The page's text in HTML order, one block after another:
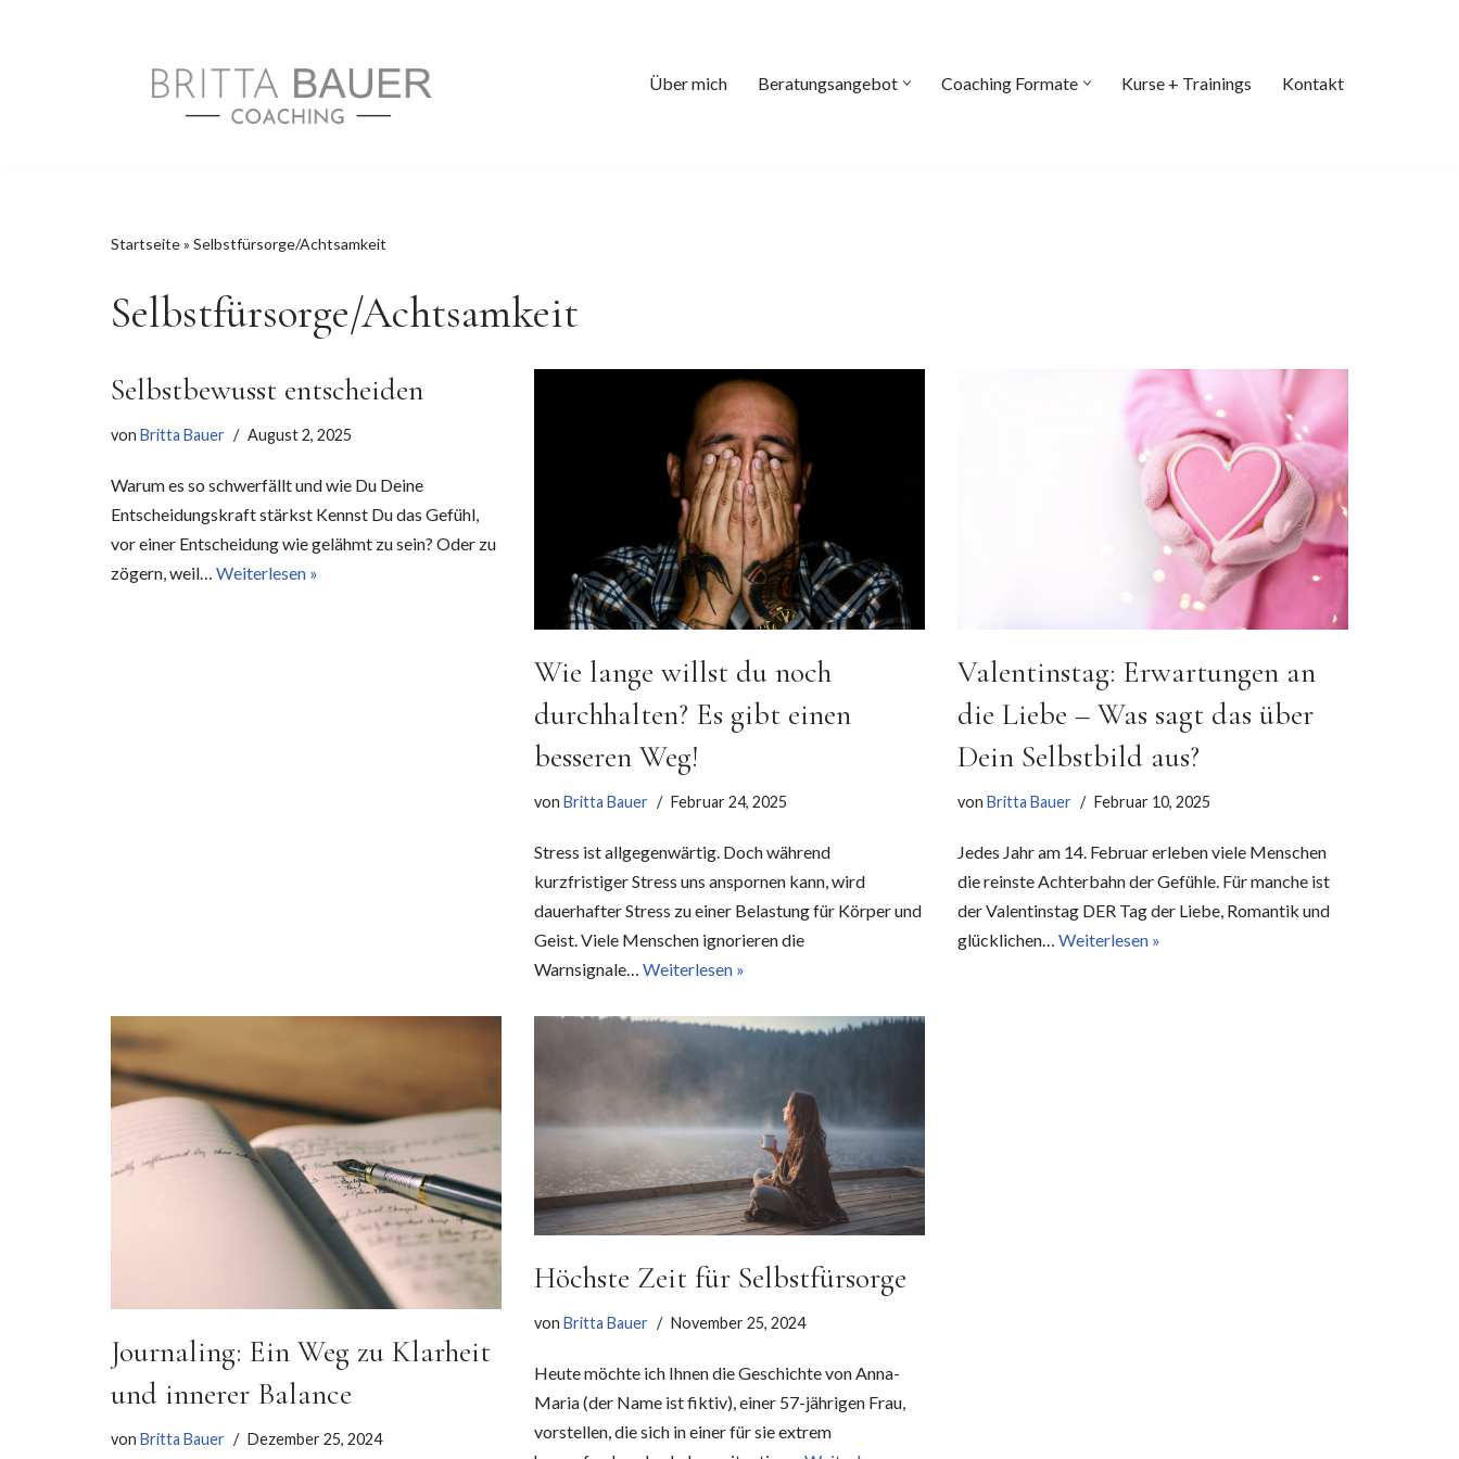
Über mich Beratungsangebot Coaching Formate Kurse + Trainings Kontakt
Startseite» Selbstfürsorge/Achtsamkeit
Selbstfürsorge/Achtsamkeit
Selbstbewusst entscheiden
von Britta Bauer August 2, 2025
Warum es so schwerfällt und wie Du Deine
Entscheidungskraft stärkst Kennst Du das Gefühl,
vor einer Entscheidung wie gelähmt zu sein? Oder zu
zögern, weil… Weiterlesen »
Wie lange willst du noch
durchhalten? Es gibt einen
besseren Weg!
von Britta Bauer Februar 24, 2025
Stress ist allgegenwärtig. Doch während
kurzfristiger Stress uns anspornen kann, wird
dauerhafter Stress zu einer Belastung für Körper und
Geist. Viele Menschen ignorieren die
Warnsignale… Weiterlesen »
Valentinstag: Erwartungen an
die Liebe – Was sagt das über
Dein Selbstbild aus?
von Britta Bauer Februar 10, 2025
Jedes Jahr am 14. Februar erleben viele Menschen
die reinste Achterbahn der Gefühle. Für manche ist
der Valentinstag DER Tag der Liebe, Romantik und
glücklichen… Weiterlesen »
Journaling: Ein Weg zu Klarheit
und innerer Balance
von Britta Bauer Dezember 25, 2024
Höchste Zeit für Selbstfürsorge
von Britta Bauer November 25, 2024
Heute möchte ich Ihnen die Geschichte von Anna-
Maria (der Name ist fiktiv), einer 57-jährigen Frau,
vorstellen, die sich in einer für sie extrem